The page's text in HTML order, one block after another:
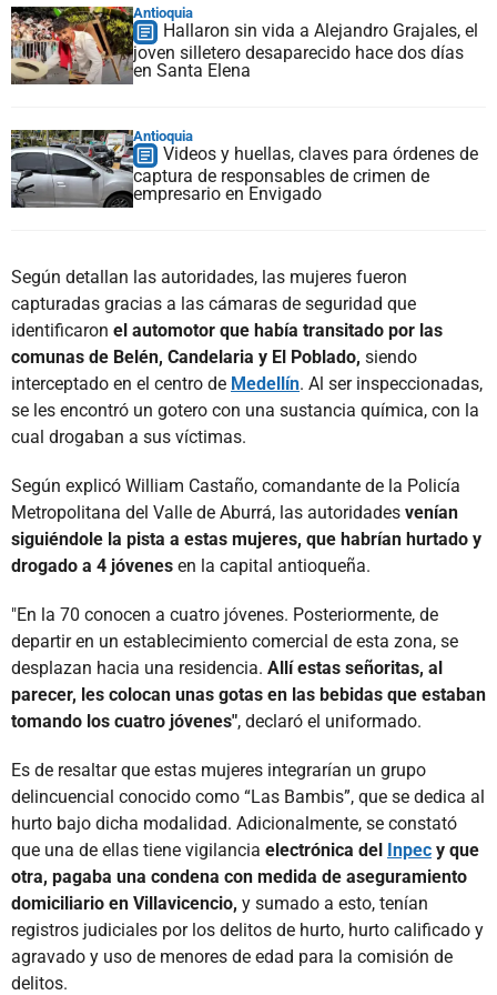
Antioquia
Hallaron sin vida a Alejandro Grajales, el
joven silletero desaparecido hace dos días
en Santa Elena
Antioquia
Videos y huellas, claves para órdenes de
captura de responsables de crimen de
empresario en Envigado
Según detallan las autoridades, las mujeres fueron
capturadas gracias a las cámaras de seguridad que
identificaron el automotor que había transitado por las
comunas de Belén, Candelaria y El Poblado, siendo
interceptado en el centro de Medellín. Al ser inspeccionadas,
se les encontró un gotero con una sustancia química, con la
cual drogaban a sus víctimas.
Según explicó William Castaño, comandante de la Policía
Metropolitana del Valle de Aburrá, las autoridades venían
siguiéndole la pista a estas mujeres, que habrían hurtado y
drogado a 4 jóvenes en la capital antioqueña.
"En la 70 conocen a cuatro jóvenes. Posteriormente, de
departir en un establecimiento comercial de esta zona, se
desplazan hacia una residencia. Allí estas señoritas, al
parecer, les colocan unas gotas en las bebidas que estaban
tomando los cuatro jóvenes", declaró el uniformado.
Es de resaltar que estas mujeres integrarían un grupo
delincuencial conocido como “Las Bambis”, que se dedica al
hurto bajo dicha modalidad. Adicionalmente, se constató
que una de ellas tiene vigilancia electrónica del Inpec y que
otra, pagaba una condena con medida de aseguramiento
domiciliario en Villavicencio, y sumado a esto, tenían
registros judiciales por los delitos de hurto, hurto calificado y
agravado y uso de menores de edad para la comisión de
delitos.